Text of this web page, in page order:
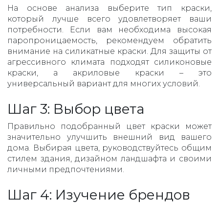
На основе анализа выберите тип краски,
который лучше всего удовлетворяет ваши
потребности. Если вам необходима высокая
паропроницаемость, рекомендуем обратить
внимание на силикатные краски. Для защиты от
агрессивного климата подходят силиконовые
краски, а акриловые краски – это
универсальный вариант для многих условий.
Шаг 3: Выбор цвета
Правильно подобранный цвет краски может
значительно улучшить внешний вид вашего
дома. Выбирая цвета, руководствуйтесь общим
стилем здания, дизайном ландшафта и своими
личными предпочтениями.
Шаг 4: Изучение брендов